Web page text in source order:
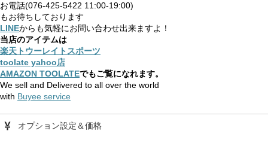
お電話(076-425-5422 11:00-19:00)
もお待ちしております
LINEからも気軽にお問い合わせ出来ますよ！
当店のアイテムは
楽天トウーレイトスポーツ
toolate yahoo店
AMAZON TOOLATEでもご覧になれます。
We sell and Delivered to all over the world
with Buyee service
オプション設定＆価格